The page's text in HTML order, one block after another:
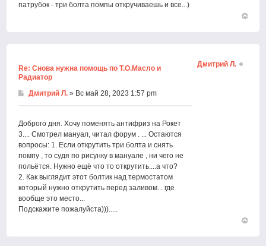
патрубок - три болта помпы откручиваешь и все...)
Re: Снова нужна помощь по Т.О.Масло и
Радиатор
Дмитрий Л. » Вс май 28, 2023 1:57 pm
Доброго дня. Хочу поменять антифриз на Рокет
3.... Смотрел мануал, читал форум . ... Остаются
вопросы: 1. Если открутить три болта и снять
помпу , то судя по рисунку в мануале , ни чего не
польётся. Нужно ещё что то открутить....а что?
2. Как выглядит этот болтик над термостатом
который нужно открутить перед заливом... где
вообще это место...
Подскажите пожалуйста))).....
Дмитрий Л.